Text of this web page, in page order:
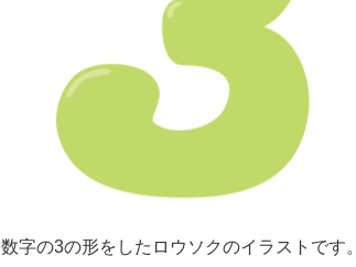
数字の3の形をしたロウソクのイラストです。